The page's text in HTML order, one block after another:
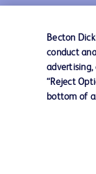
Nous
Becton
conduct
advertising,
“Reject
bottom of